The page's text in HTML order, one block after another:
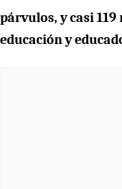
párvulos, y casi
educación y